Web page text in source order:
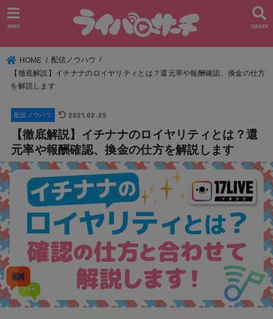
SEARCH
MENU
HOME
配信ノウハウ
【徹底解説】イチナナのロイヤリティとは？還元率や報酬確認、換金の仕方
を解説します
配信ノウハウ 2021.02.25
【徹底解説】イチナナのロイヤリティとは？還
元率や報酬確認、換金の仕方を解説します